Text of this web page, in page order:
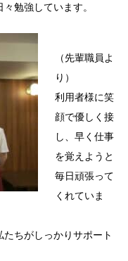
勉強しています。
（先輩職員よ
り）
利用者様に笑
顔で優しく接
し、早く仕事
を覚えようと
毎日頑張って
くれていま
ちがしっかりサポート